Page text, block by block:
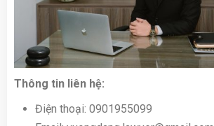
Thông tin liên hệ:
Điện thoại: 0901955099